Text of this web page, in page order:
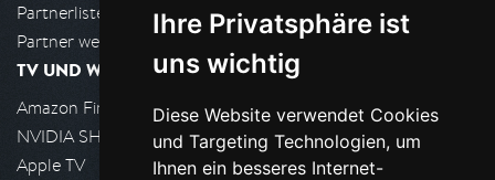
Ihre Privatsphäre ist
uns wichtig
Diese Website verwendet Cookies
und Targeting Technologien, um
Ihnen ein besseres Internet-
Partnerliste
Partner werden
TV UND WOHNZIMMER
Amazon FireTV
NVIDIA SHIELD, Google TV
Apple TV